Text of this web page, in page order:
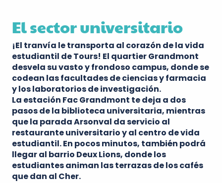
El sector universitario
¡El tranvía le transporta al corazón de la vida
estudiantil de Tours! El quartier Grandmont
desvela su vasto y frondoso campus, donde se
codean las facultades de ciencias y farmacia
y los laboratorios de investigación.
La estación Fac Grandmont te deja a dos
pasos de la biblioteca universitaria, mientras
que la parada Arsonval da servicio al
restaurante universitario y al centro de vida
estudiantil. En pocos minutos, también podrá
llegar al barrio Deux Lions, donde los
estudiantes animan las terrazas de los cafés
que dan al Cher.